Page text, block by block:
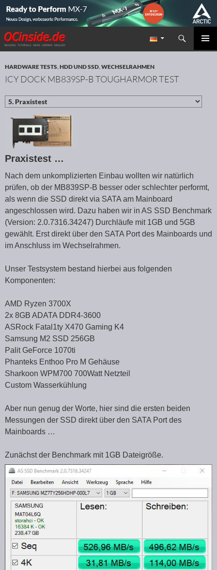
Redaktion ocinside.de PC Hardware Portal
Suchen
ZUM INHALT SPRINGEN
HARDWARE TESTS,HDD UND SSD,WECHSELRAHMEN
ICY DOCK MB839SP-B TOUGHARMOR TEST
Praxistest …
Nach dem unkomplizierten Einbau wollten wir natürlich
prüfen, ob der MB839SP-B besser oder schlechter performt,
als wenn die SSD direkt via SATA am Mainboard
angeschlossen wird. Dazu haben wir in AS SSD Benchmark
(Version: 2.0.7316.34247) Durchläufe mit 1GB und 5GB
gewählt. Erst direkt über den SATA Port des Mainboards und
im Anschluss im Wechselrahmen.
Unser Testsystem bestand hierbei aus folgenden
Komponenten:
AMD Ryzen 3700X
2x 8GB ADATA DDR4-3600
ASRock Fatal1ty X470 Gaming K4
Samsung M2 SSD 256GB
Palit GeForce 1070ti
Phanteks Enthoo Pro M Gehäuse
Sharkoon WPM700 700Watt Netzteil
Custom Wasserkühlung
Aber nun genug der Worte, hier sind die ersten beiden
Messungen der SSD direkt über den SATA Port des
Mainboards …
Zunächst der Benchmark mit 1GB Dateigröße.